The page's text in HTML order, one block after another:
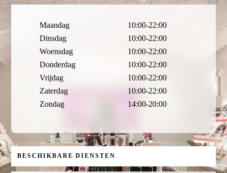
Maandag
10:00-22:00
Dinsdag
10:00-22:00
Woensdag
10:00-22:00
Donderdag
10:00-22:00
Vrijdag
10:00-22:00
Zaterdag
10:00-22:00
Zondag
14:00-20:00
BESCHIKBARE DIENSTEN